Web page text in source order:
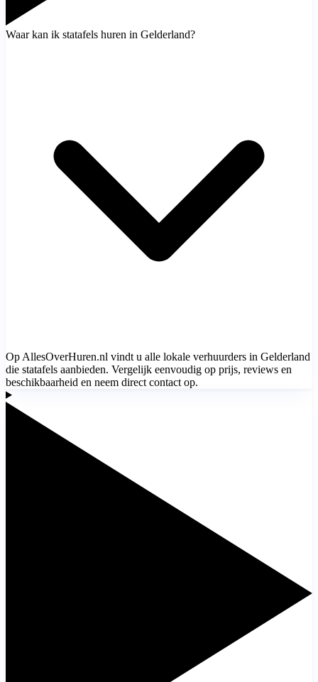
Waar kan ik statafels huren in Gelderland?
Op AllesOverHuren.nl vindt u alle lokale verhuurders in Gelderland
die statafels aanbieden. Vergelijk eenvoudig op prijs, reviews en
beschikbaarheid en neem direct contact op.